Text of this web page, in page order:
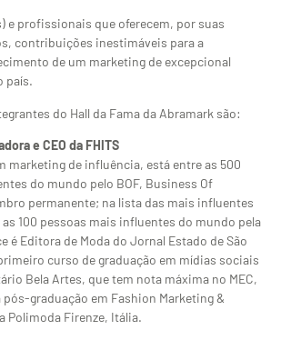
e profissionais que oferecem, por suas
contribuições inestimáveis para a
de um marketing de excepcional
país.
do Hall da Fama da Abramark são:
e CEO da FHITS
marketing de influência, está entre as 500
do mundo pelo BOF, Business Of
permanente; na lista das mais influentes
as 100 pessoas mais influentes do mundo pela
é Editora de Moda do Jornal Estado de São
curso de graduação em mídias sociais
Bela Artes, que tem nota máxima no MEC,
graduação em Fashion Marketing &
Polimoda Firenze, Itália.